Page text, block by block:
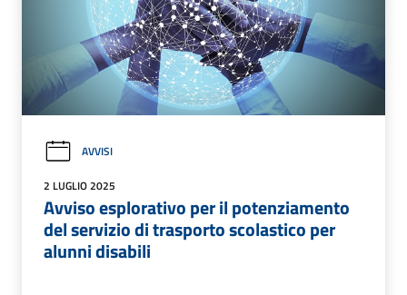
AVVISI
2 LUGLIO 2025
Avviso esplorativo per il potenziamento
del servizio di trasporto scolastico per
alunni disabili